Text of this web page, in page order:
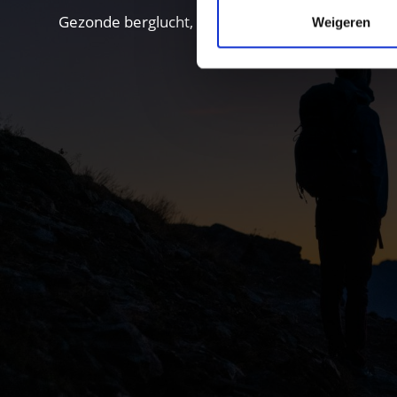
Weigeren
Gezonde berglucht, wat gletsjerwind, wilde